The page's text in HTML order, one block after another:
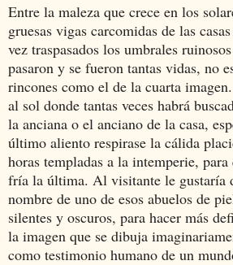
Entre la maleza que crece en los
gruesas vigas carcomidas de las
vez traspasados los umbrales
pasaron y se fueron tantas vidas, no
rincones como el de la cuarta
al sol donde tantas veces habrá
la anciana o el anciano de la casa,
último aliento respirase la cálida
horas templadas a la intemperie,
fría la última. Al visitante le gustaría
nombre de uno de esos abuelos de
silentes y oscuros, para hacer más
la imagen que se dibuja
como testimonio humano de un